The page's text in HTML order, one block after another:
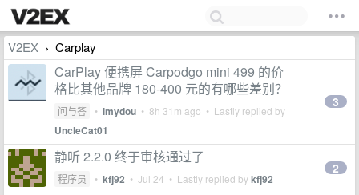
V2EX › Carplay
CarPlay 便携屏 Carpodgo mini 499 的价
格比其他品牌 180-400 元的有哪些差别？
问与答 • imydou • 8h 31m ago • Lastly replied by
UncleCat01
3
静听 2.2.0 终于审核通过了
程序员 • kfj92 • Jul 24 • Lastly replied bykfj92
2